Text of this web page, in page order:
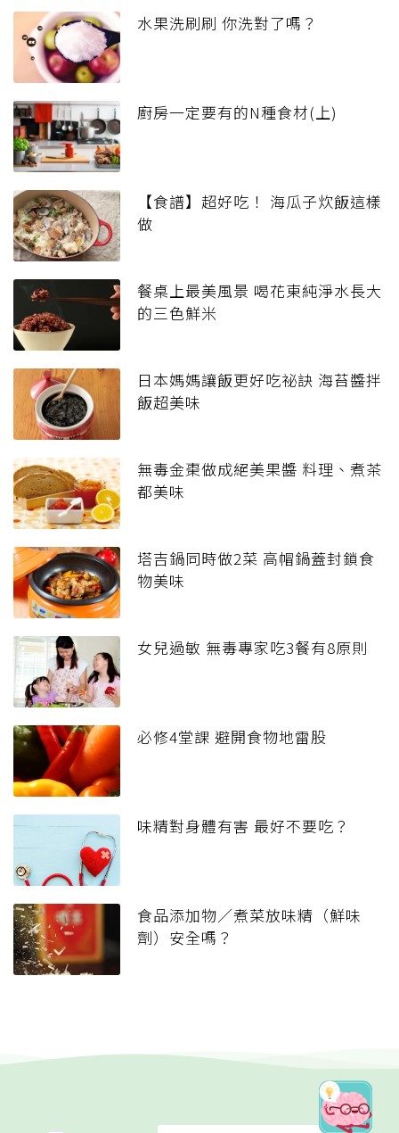
水果洗刷刷 你洗對了嗎？
廚房一定要有的N種食材(上)
【食譜】超好吃！ 海瓜子炊飯這樣
做
餐桌上最美風景 喝花東純淨水長大
的三色鮮米
日本媽媽讓飯更好吃祕訣 海苔醬拌
飯超美味
無毒金棗做成絕美果醬 料理、煮茶
都美味
塔吉鍋同時做2菜 高帽鍋蓋封鎖食
物美味
女兒過敏 無毒專家吃3餐有8原則
必修4堂課 避開食物地雷股
味精對身體有害 最好不要吃？
食品添加物／煮菜放味精（鮮味
劑）安全嗎？